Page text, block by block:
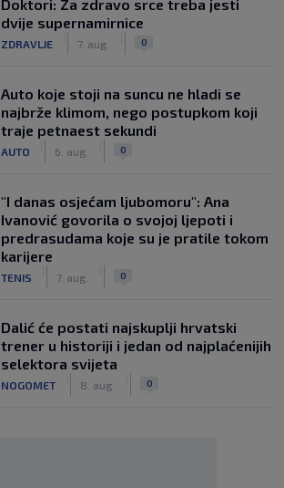
Doktori: Za zdravo srce treba jesti
dvije supernamirnice
ZDRAVLJE 7. aug. 0
Auto koje stoji na suncu ne hladi se
najbrže klimom, nego postupkom koji
traje petnaest sekundi
AUTO 6. aug. 0
"I danas osjećam ljubomoru": Ana
Ivanović govorila o svojoj ljepoti i
predrasudama koje su je pratile tokom
karijere
TENIS 7. aug. 0
Dalić će postati najskuplji hrvatski
trener u historiji i jedan od najplaćenijih
selektora svijeta
NOGOMET 8. aug. 0